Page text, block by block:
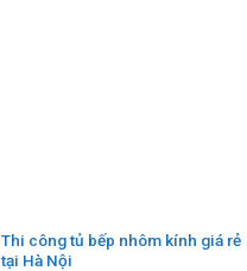
Thi công tủ bếp nhôm kính giá rẻ
tại Hà Nội